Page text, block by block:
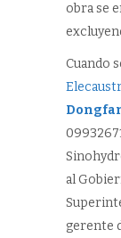
obra se
Cuando
al
gerente